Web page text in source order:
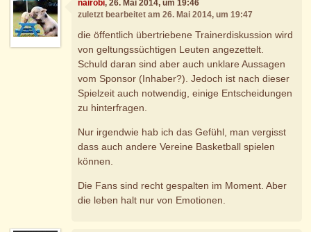
nairobi, 26. Mai 2014, um 19:46
zuletzt bearbeitet am 26. Mai 2014, um 19:47
die öffentlich übertriebene Trainerdiskussion wird
von geltungssüchtigen Leuten angezettelt.
Schuld daran sind aber auch unklare Aussagen
vom Sponsor (Inhaber?). Jedoch ist nach dieser
Spielzeit auch notwendig, einige Entscheidungen
zu hinterfragen.
Nur irgendwie hab ich das Gefühl, man vergisst
dass auch andere Vereine Basketball spielen
können.
Die Fans sind recht gespalten im Moment. Aber
die leben halt nur von Emotionen.